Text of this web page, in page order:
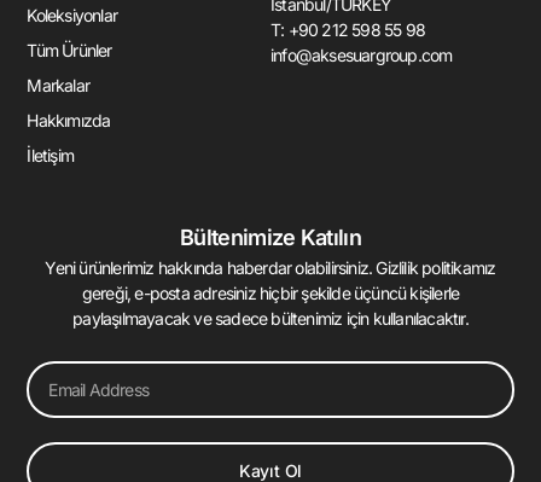
n
-
i
Koleksiyonlar
Tüm Ürünler
Markalar
Hakkımızda
İletişim
Istanbul/TURKEY
T: +90 212 598 55 98
info@aksesuargroup.com
Bültenimize Katılın
Yeni ürünlerimiz hakkında haberdar olabilirsiniz. Gizlilik politikamız
gereği, e-posta adresiniz hiçbir şekilde üçüncü kişilerle
paylaşılmayacak ve sadece bültenimiz için kullanılacaktır.
Email
Kayıt Ol